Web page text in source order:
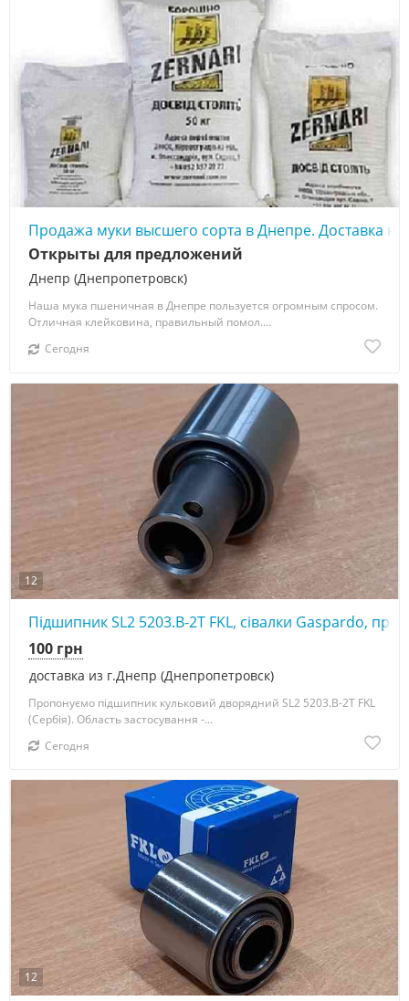
Продажа муки высшего сорта в Днепре. Доставка
Днепр (Днепропетровск)
Открыты для предложений
Наша мука пшеничная в Днепре пользуется огромным спросом.
Отличная клейковина, правильный помол....
Сегодня
12
Підшипник SL2 5203.B-2T FKL, сівалки Gaspardo,
доставка из г.Днепр (Днепропетровск)
100 грн
Пропонуємо підшипник кульковий дворядний SL2 5203.B-2T FKL
(Сербія). Область застосування -...
Сегодня
12